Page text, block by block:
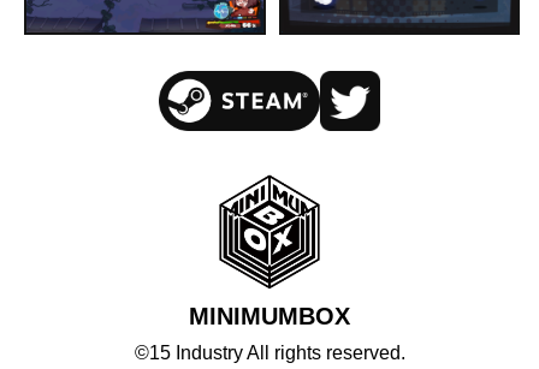
MINIMUMBOX
©15 Industry All rights reserved.